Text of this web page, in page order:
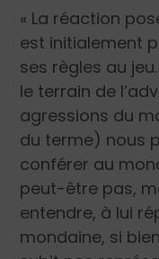
« La réaction
est initialement
ses règles au
le terrain de
agressions du
du terme) nous
conférer au
peut-être pas,
entendre, à lui
mondaine, si